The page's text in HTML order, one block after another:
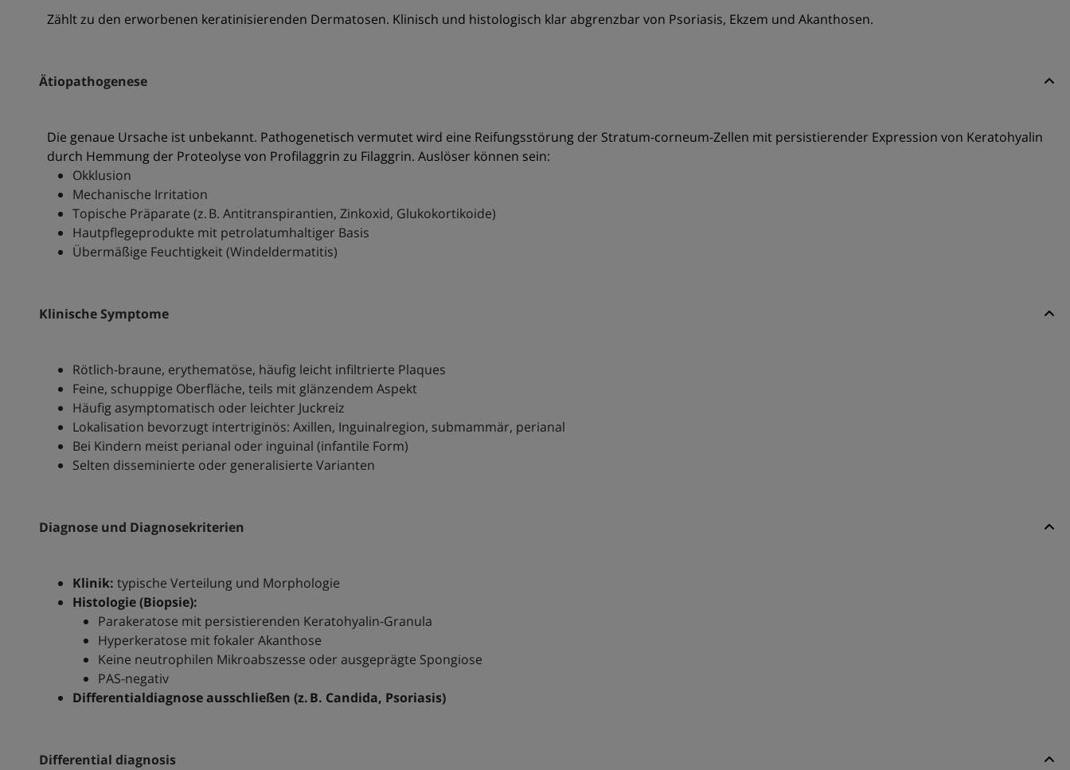
Zählt zu den erworbenen keratinisierenden Dermatosen. Klinisch und histologisch klar abgrenzbar von Psoriasis, Ekzem und Akanthosen.
Ätiopathogenese
Die genaue Ursache ist unbekannt. Pathogenetisch vermutet wird eine Reifungsstörung der Stratum-corneum-Zellen mit persistierender Expression von Keratohyalin
durch Hemmung der Proteolyse von Profilaggrin zu Filaggrin. Auslöser können sein:
Okklusion
Mechanische Irritation
Topische Präparate (z. B. Antitranspirantien, Zinkoxid, Glukokortikoide)
Hautpflegeprodukte mit petrolatumhaltiger Basis
Übermäßige Feuchtigkeit (Windeldermatitis)
Klinische Symptome
Rötlich-braune, erythematöse, häufig leicht infiltrierte Plaques
Feine, schuppige Oberfläche, teils mit glänzendem Aspekt
Häufig asymptomatisch oder leichter Juckreiz
Lokalisation bevorzugt intertriginös: Axillen, Inguinalregion, submammär, perianal
Bei Kindern meist perianal oder inguinal (infantile Form)
Selten disseminierte oder generalisierte Varianten
Diagnose und Diagnosekriterien
Klinik: typische Verteilung und Morphologie
Histologie (Biopsie):
Parakeratose mit persistierenden Keratohyalin-Granula
Hyperkeratose mit fokaler Akanthose
Keine neutrophilen Mikroabszesse oder ausgeprägte Spongiose
PAS-negativ
Differentialdiagnose ausschließen (z. B. Candida, Psoriasis)
Differential diagnosis